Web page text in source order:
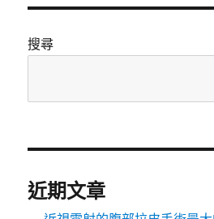
搜尋
近期文章